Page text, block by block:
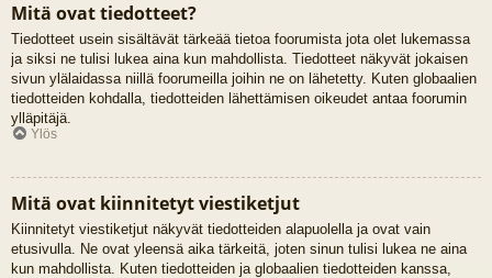
Mitä ovat tiedotteet?
Tiedotteet usein sisältävät tärkeää tietoa foorumista jota olet lukemassa
ja siksi ne tulisi lukea aina kun mahdollista. Tiedotteet näkyvät jokaisen
sivun ylälaidassa niillä foorumeilla joihin ne on lähetetty. Kuten globaalien
tiedotteiden kohdalla, tiedotteiden lähettämisen oikeudet antaa foorumin
ylläpitäjä.
Ylös
Mitä ovat kiinnitetyt viestiketjut
Kiinnitetyt viestiketjut näkyvät tiedotteiden alapuolella ja ovat vain
etusivulla. Ne ovat yleensä aika tärkeitä, joten sinun tulisi lukea ne aina
kun mahdollista. Kuten tiedotteiden ja globaalien tiedotteiden kanssa,